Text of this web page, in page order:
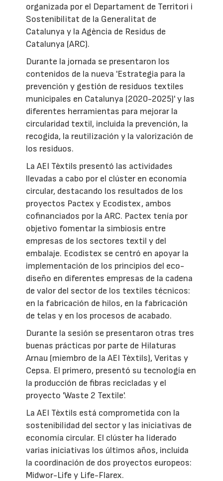
organizada por el Departament de Territori i
Sostenibilitat de la Generalitat de
Catalunya y la Agència de Residus de
Catalunya (ARC).
Durante la jornada se presentaron los
contenidos de la nueva 'Estrategia para la
prevención y gestión de residuos textiles
municipales en Catalunya (2020-2025)' y las
diferentes herramientas para mejorar la
circularidad textil, incluida la prevención, la
recogida, la reutilización y la valorización de
los residuos.
La AEI Tèxtils presentó las actividades
llevadas a cabo por el clúster en economía
circular, destacando los resultados de los
proyectos Pactex y Ecodistex, ambos
cofinanciados por la ARC. Pactex tenía por
objetivo fomentar la simbiosis entre
empresas de los sectores textil y del
embalaje. Ecodistex se centró en apoyar la
implementación de los principios del eco-
diseño en diferentes empresas de la cadena
de valor del sector de los textiles técnicos:
en la fabricación de hilos, en la fabricación
de telas y en los procesos de acabado.
Durante la sesión se presentaron otras tres
buenas prácticas por parte de Hilaturas
Arnau (miembro de la AEI Tèxtils), Veritas y
Cepsa. El primero, presentó su tecnología en
la producción de fibras recicladas y el
proyecto 'Waste 2 Textile'.
La AEI Tèxtils está comprometida con la
sostenibilidad del sector y las iniciativas de
economía circular. El clúster ha liderado
varias iniciativas los últimos años, incluida
la coordinación de dos proyectos europeos:
Midwor-Life y Life-Flarex.